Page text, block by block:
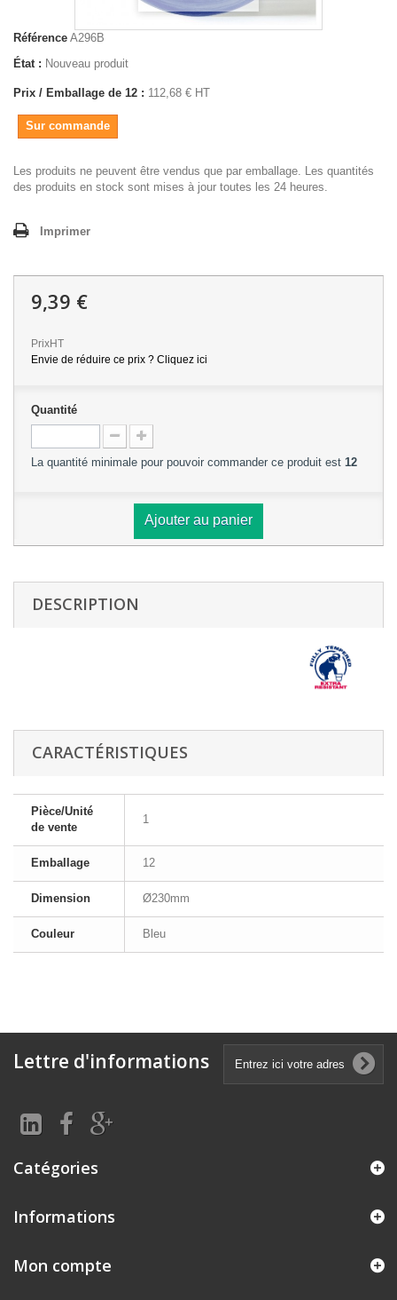
Référence A296B
État : Nouveau produit
Prix / Emballage de 12 : 112,68 € HT
Sur commande
Les produits ne peuvent être vendus que par emballage. Les quantités
des produits en stock sont mises à jour toutes les 24 heures.
Imprimer
9,39 €
PrixHT
Envie de réduire ce prix ? Cliquez ici
Quantité
La quantité minimale pour pouvoir commander ce produit est 12
Ajouter au panier
DESCRIPTION
CARACTÉRISTIQUES
Pièce/Unité
de vente
1
Emballage 12
Dimension Ø230mm
Couleur Bleu
Lettre d'informations
Catégories
Informations
Mon compte